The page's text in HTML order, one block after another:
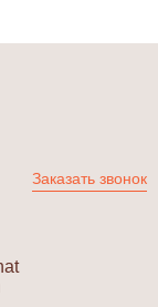
Заказать звонок